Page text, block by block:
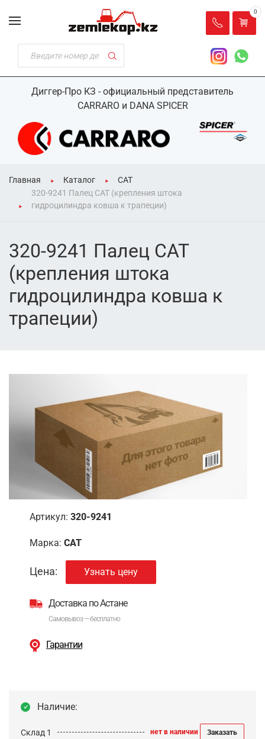
Диггер-Про КЗ - официальный представитель
CARRARO и DANA SPICER
0
Главная Каталог
CAT
320-9241 Палец CAT (крепления штока
гидроцилиндра ковша к трапеции)
320-9241 Палец CAT
(крепления штока
гидроцилиндра ковша к
трапеции)
Артикул: 320-9241
Марка: CAT
Цена: Узнать цену
Доставка по Астане
Самовывоз — бесплатно
Гарантии
Наличие:
Склад 1 нет в наличии Заказать